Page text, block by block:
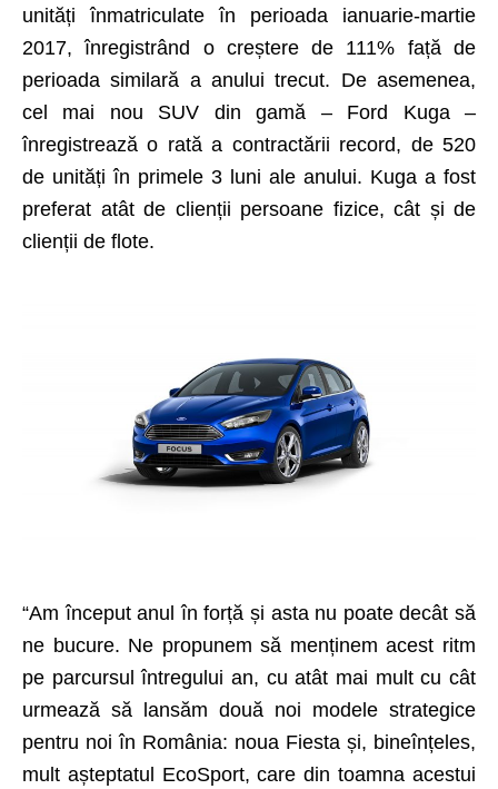
unități înmatriculate în perioada ianuarie-martie
2017, înregistrând o creștere de 111% față de
perioada similară a anului trecut. De asemenea,
cel mai nou SUV din gamă – Ford Kuga –
înregistrează o rată a contractării record, de 520
de unități în primele 3 luni ale anului. Kuga a fost
preferat atât de clienții persoane fizice, cât și de
clienții de flote.
“Am început anul în forță și asta nu poate decât să
ne bucure. Ne propunem să menținem acest ritm
pe parcursul întregului an, cu atât mai mult cu cât
urmează să lansăm două noi modele strategice
pentru noi în România: noua Fiesta și, bineînțeles,
mult așteptatul EcoSport, care din toamna acestui